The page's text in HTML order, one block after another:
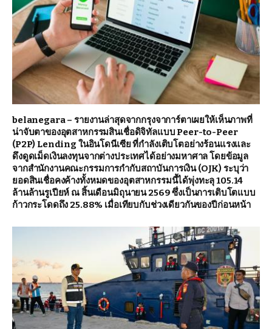
belanegara – รายงานล่าสุดจากกรุงจาการ์ตาเผยให้เห็นภาพที่
น่าจับตาของอุตสาหกรรมสินเชื่อดิจิทัลแบบ Peer-to-Peer
(P2P) Lending ในอินโดนีเซีย ที่กำลังเติบโตอย่างร้อนแรงและ
ดึงดูดเม็ดเงินลงทุนจากต่างประเทศได้อย่างมหาศาล โดยข้อมูล
จากสำนักงานคณะกรรมการกำกับสถาบันการเงิน (OJK) ระบุว่า
ยอดสินเชื่อคงค้างทั้งหมดของอุตสาหกรรมนี้ได้พุ่งทะลุ 105.14
ล้านล้านรูเปียห์ ณ สิ้นเดือนมิถุนายน 2569 ซึ่งเป็นการเติบโตแบบ
ก้าวกระโดดถึง 25.88% เมื่อเทียบกับช่วงเดียวกันของปีก่อนหน้า